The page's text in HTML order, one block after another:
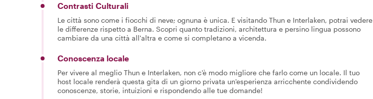
Contrasti Culturali
Le città sono come i fiocchi di neve; ognuna è unica. E visitando Thun e Interlaken, potrai vedere
le differenze rispetto a Berna. Scopri quanto tradizioni, architettura e persino lingua possono
cambiare da una città all'altra e come si completano a vicenda.
Conoscenza locale
Per vivere al meglio Thun e Interlaken, non c'è modo migliore che farlo come un locale. Il tuo
host locale renderà questa gita di un giorno privata un'esperienza arricchente condividendo
conoscenze, storie, intuizioni e rispondendo alle tue domande!